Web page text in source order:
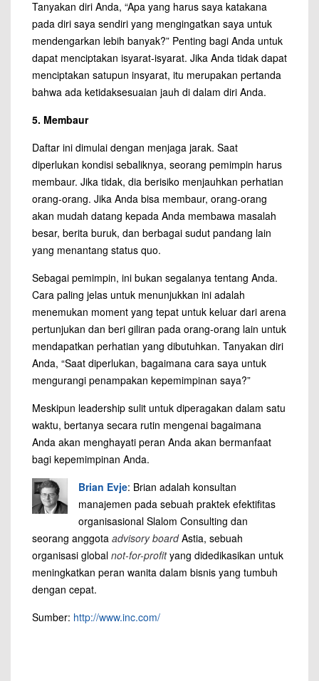
Tanyakan diri Anda, “Apa yang harus saya katakana
pada diri saya sendiri yang mengingatkan saya untuk
mendengarkan lebih banyak?” Penting bagi Anda untuk
dapat menciptakan isyarat-isyarat. Jika Anda tidak dapat
menciptakan satupun insyarat, itu merupakan pertanda
bahwa ada ketidaksesuaian jauh di dalam diri Anda.
5. Membaur
Daftar ini dimulai dengan menjaga jarak. Saat
diperlukan kondisi sebaliknya, seorang pemimpin harus
membaur. Jika tidak, dia berisiko menjauhkan perhatian
orang-orang. Jika Anda bisa membaur, orang-orang
akan mudah datang kepada Anda membawa masalah
besar, berita buruk, dan berbagai sudut pandang lain
yang menantang status quo.
Sebagai pemimpin, ini bukan segalanya tentang Anda.
Cara paling jelas untuk menunjukkan ini adalah
menemukan moment yang tepat untuk keluar dari arena
pertunjukan dan beri giliran pada orang-orang lain untuk
mendapatkan perhatian yang dibutuhkan. Tanyakan diri
Anda, “Saat diperlukan, bagaimana cara saya untuk
mengurangi penampakan kepemimpinan saya?”
Meskipun leadership sulit untuk diperagakan dalam satu
waktu, bertanya secara rutin mengenai bagaimana
Anda akan menghayati peran Anda akan bermanfaat
bagi kepemimpinan Anda.
Brian Evje: Brian adalah konsultan
manajemen pada sebuah praktek efektifitas
organisasional Slalom Consulting dan
seorang anggota advisory boardAstia, sebuah
organisasi global not-for-profityang didedikasikan untuk
meningkatkan peran wanita dalam bisnis yang tumbuh
dengan cepat.
Sumber: http://www.inc.com/